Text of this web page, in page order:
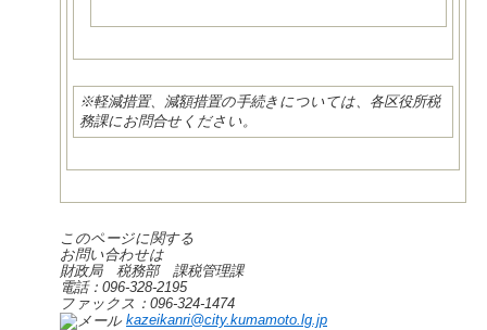
※軽減措置、減額措置の手続きについては、各区役所税
務課にお問合せください。
このページに関する
お問い合わせは
財政局 税務部 課税管理課
電話：096-328-2195
ファックス：096-324-1474
kazeikanri@city.kumamoto.lg.jp